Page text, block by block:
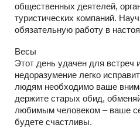
общественных деятелей,
туристических компаний.
обязательную работу в
Весы
Этот день удачен для встреч
недоразумение легко
людям необходимо ваше
держите старых обид,
любимым человеком – ваше
будете счастливы.